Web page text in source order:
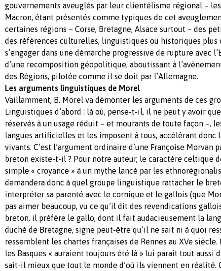
gouvernements aveuglés par leur clientélisme régional –
Macron, étant présentés comme typiques de cet
certaines régions – Corse, Bretagne, Alsace surtout – des
des références culturelles, linguistiques ou historiques plus
s’engager dans une démarche progressive de rupture avec
d’une recomposition géopolitique, aboutissant à
des Régions, pilotée comme il se doit par l’Allemagne.
Les arguments linguistiques de Morel
Vaillamment, B. Morel va démonter les arguments de ces
Linguistiques d’abord : là où, pense-t-il, il ne peut y avoir
réservés à un usage réduit – et mourants de toute façon –,
langues artificielles et les imposent à tous, accélérant donc
vivants. C’est l’argument ordinaire d’une Françoise Morvan
breton existe-t-il ? Pour notre auteur, le caractère celtique
simple « croyance » à un mythe lancé par les
demandera donc à quel groupe linguistique rattacher le
interpréter sa parenté avec le cornique et le gallois (que
pas aimer beaucoup, vu ce qu’il dit des revendications
breton, il préfère le gallo, dont il fait audacieusement la
duché de Bretagne, signe peut-être qu’il ne sait ni à quoi
ressemblent les chartes françaises de Rennes au XVe siècle.
les Basques « auraient toujours été là » lui paraît tout aussi
sait-il mieux que tout le monde d’où ils viennent en réalité.